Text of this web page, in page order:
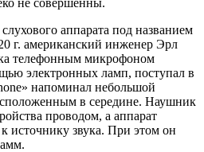
аппарата под названием
г. американский инженер Эрл
телефонным микрофоном
электронных ламп, поступал в
напоминал небольшой
в середине. Наушник
проводом, а аппарат
источнику звука. При этом он